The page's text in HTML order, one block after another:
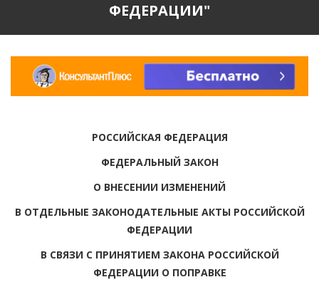
ФЕДЕРАЦИИ"
РОССИЙСКАЯ ФЕДЕРАЦИЯ
ФЕДЕРАЛЬНЫЙ ЗАКОН
О ВНЕСЕНИИ ИЗМЕНЕНИЙ
В ОТДЕЛЬНЫЕ ЗАКОНОДАТЕЛЬНЫЕ АКТЫ РОССИЙСКОЙ
ФЕДЕРАЦИИ
В СВЯЗИ С ПРИНЯТИЕМ ЗАКОНА РОССИЙСКОЙ
ФЕДЕРАЦИИ О ПОПРАВКЕ